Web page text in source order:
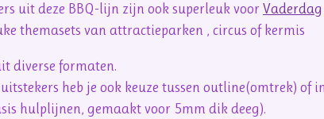
uit deze BBQ-lijn zijn ook superleuk voor Vaderdag
themasets van attractieparken , circus of kermis
diverse formaten.
uitstekers heb je ook keuze tussen outline(omtrek) of
hulplijnen, gemaakt voor 5mm dik deeg).